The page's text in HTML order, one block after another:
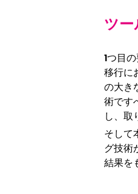
ツ
1つ目
移行に
の大き
術です
し、取
そして
グ技術
結果を